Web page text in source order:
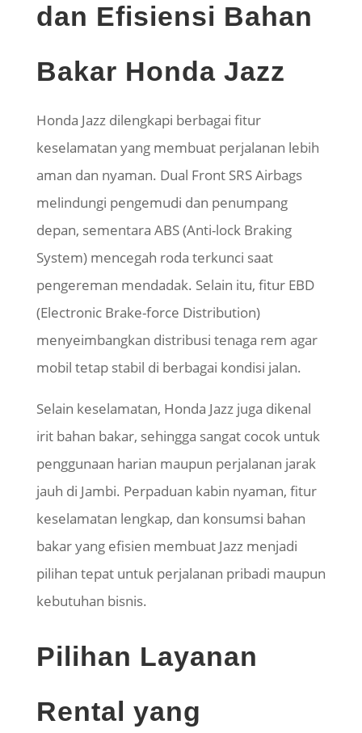
dan Efisiensi Bahan
Bakar Honda Jazz
Honda Jazz dilengkapi berbagai fitur
keselamatan yang membuat perjalanan lebih
aman dan nyaman. Dual Front SRS Airbags
melindungi pengemudi dan penumpang
depan, sementara ABS (Anti-lock Braking
System) mencegah roda terkunci saat
pengereman mendadak. Selain itu, fitur EBD
(Electronic Brake-force Distribution)
menyeimbangkan distribusi tenaga rem agar
mobil tetap stabil di berbagai kondisi jalan.
Selain keselamatan, Honda Jazz juga dikenal
irit bahan bakar, sehingga sangat cocok untuk
penggunaan harian maupun perjalanan jarak
jauh di Jambi. Perpaduan kabin nyaman, fitur
keselamatan lengkap, dan konsumsi bahan
bakar yang efisien membuat Jazz menjadi
pilihan tepat untuk perjalanan pribadi maupun
kebutuhan bisnis.
Pilihan Layanan
Rental yang